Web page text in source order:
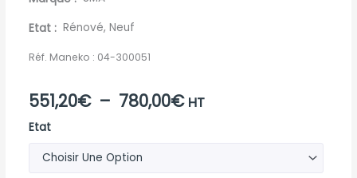
Etat Rénové, Neuf
Réf. Maneko : 04-300051
551,20€ – 780,00€Plage
HT
Etat
quantité
ROULEAU